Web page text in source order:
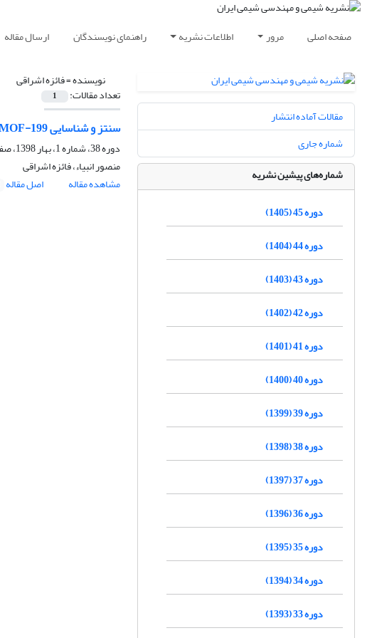
صفحه اصلی مرور اطلاعات نشریه راهنمای نویسندگان ارسال مقاله
نویسنده =فائزه اشراقی
تعداد مقالات: 1
سنتز و شناسایی CNT@MOF-199 به منظور افزایش جذب گاز CO2
دوره 38، شماره 1، بهار 1398، صفحه
منصور انبیاء، فائزه اشراقی
مشاهده مقاله
اصل مقاله
مقالات آماده انتشار
شماره جاری
شماره‌های پیشین نشریه
دوره 45 (1405)
دوره 44 (1404)
دوره 43 (1403)
دوره 42 (1402)
دوره 41 (1401)
دوره 40 (1400)
دوره 39 (1399)
دوره 38 (1398)
دوره 37 (1397)
دوره 36 (1396)
دوره 35 (1395)
دوره 34 (1394)
دوره 33 (1393)